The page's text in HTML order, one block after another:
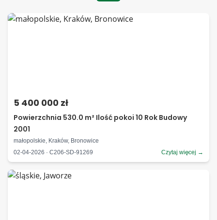
5 400 000 zł
Powierzchnia 530.0 m² Ilość pokoi 10 Rok Budowy
2001
małopolskie, Kraków, Bronowice
02-04-2026 · C206-SD-91269
Czytaj więcej →